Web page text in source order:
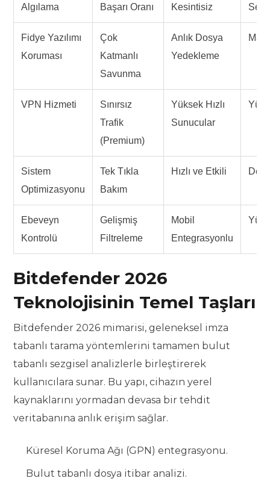
Algılama
Başarı Oranı
Kesintisiz
Fidye Yazılımı
Koruması
Çok
Katmanlı
Savunma
Anlık Dosya
Yedekleme
VPN Hizmeti
Sınırsız
Trafik
(Premium)
Yüksek Hızlı
Sunucular
Sistem
Optimizasyonu
Tek Tıkla
Bakım
Hızlı ve Etkili
Ebeveyn
Kontrolü
Gelişmiş
Filtreleme
Mobil
Entegrasyonlu
Bitdefender 2026
Teknolojisinin Temel Taşları
Bitdefender 2026 mimarisi, geleneksel imza
tabanlı tarama yöntemlerini tamamen bulut
tabanlı sezgisel analizlerle birleştirerek
kullanıcılara sunar. Bu yapı, cihazın yerel
kaynaklarını yormadan devasa bir tehdit
veritabanına anlık erişim sağlar.
Küresel Koruma Ağı (GPN) entegrasyonu.
Bulut tabanlı dosya itibar analizi.